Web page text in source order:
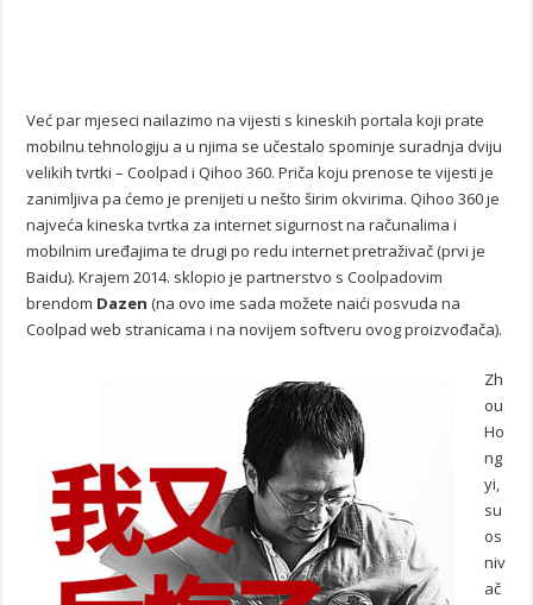
Već par mjeseci nailazimo na vijesti s kineskih portala koji prate
mobilnu tehnologiju a u njima se učestalo spominje suradnja dviju
velikih tvrtki – Coolpad i Qihoo 360. Priča koju prenose te vijesti je
zanimljiva pa ćemo je prenijeti u nešto širim okvirima. Qihoo 360 je
najveća kineska tvrtka za internet sigurnost na računalima i
mobilnim uređajima te drugi po redu internet pretraživač (prvi je
Baidu). Krajem 2014. sklopio je partnerstvo s Coolpadovim
brendom Dazen (na ovo ime sada možete naići posvuda na
Coolpad web stranicama i na novijem softveru ovog proizvođača).
Zh
ou
Ho
ng
yi,
su
os
niv
ač